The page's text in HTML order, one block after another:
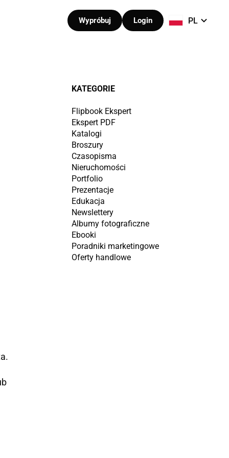
Wypróbuj Login PL
KATEGORIE
Flipbook Ekspert
Ekspert PDF
Katalogi
Broszury
Czasopisma
Nieruchomości
Portfolio
Prezentacje
Edukacja
Newslettery
Albumy fotograficzne
Ebooki
Poradniki marketingowe
Oferty handlowe